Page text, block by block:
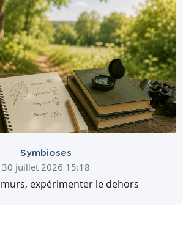
Symbioses
30 juillet 2026 15:18
expérimenter le dehors